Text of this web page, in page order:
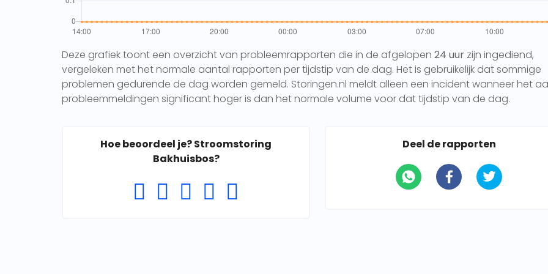
Deze grafiek toont een overzicht van probleemrapporten die in de afgelopen 24 uur zijn ingediend,
vergeleken met het normale aantal rapporten per tijdstip van de dag. Het is gebruikelijk dat sommige
problemen gedurende de dag worden gemeld. Storingen.nl meldt alleen een incident wanneer het
probleemmeldingen significant hoger is dan het normale volume voor dat tijdstip van de dag.
Hoe beoordeel je? Stroomstoring
Bakhuisbos?
Deel de rapporten